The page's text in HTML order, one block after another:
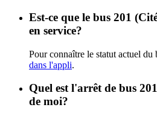
Est-ce que le bus 201
en service?
Pour connaître le statut actuel du
dans l'appli.
Quel est l'arrêt de bus
de moi?